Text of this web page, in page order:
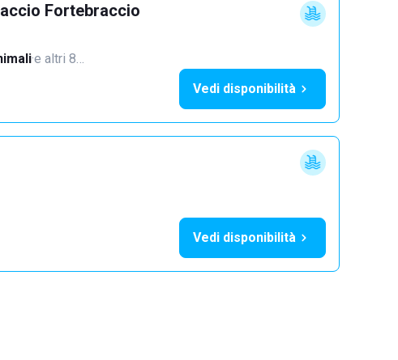
Fortebraccio
·e altri 8…
Vedi disponibilità
Vedi disponibilità